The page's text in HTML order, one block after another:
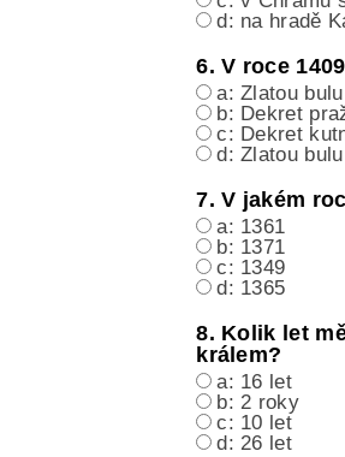
d: na hradě
6. V roce
a: Zlatou
b: Dekret
c: Dekret
d: Zlatou
7. V jakém
a: 1361
b: 1371
c: 1349
d: 1365
8. Kolik let
králem?
a: 16 let
b: 2 roky
c: 10 let
d: 26 let